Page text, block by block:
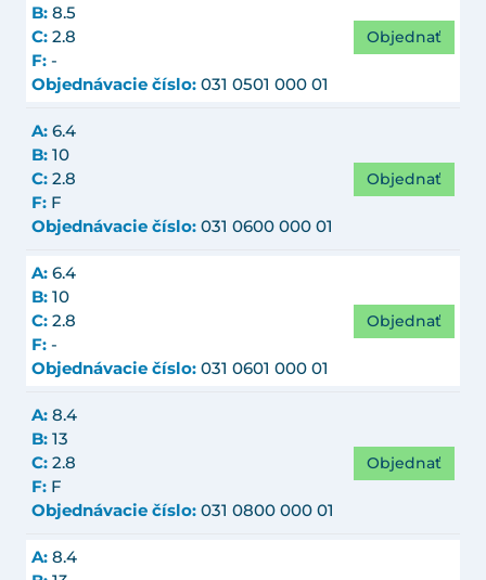
B: 8.5
C: 2.8
F: -
Objednávacie číslo: 031 0501 000 01
Objednať
A: 6.4
B: 10
C: 2.8
F: F
Objednávacie číslo: 031 0600 000 01
Objednať
A: 6.4
B: 10
C: 2.8
F: -
Objednávacie číslo: 031 0601 000 01
Objednať
A: 8.4
B: 13
C: 2.8
F: F
Objednávacie číslo: 031 0800 000 01
Objednať
A: 8.4